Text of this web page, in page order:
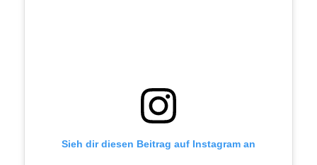
Sieh dir diesen Beitrag auf Instagram an